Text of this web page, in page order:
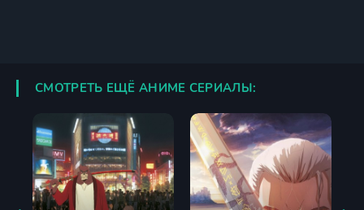
СМОТРЕТЬ ЕЩЁ АНИМЕ СЕРИАЛЫ: